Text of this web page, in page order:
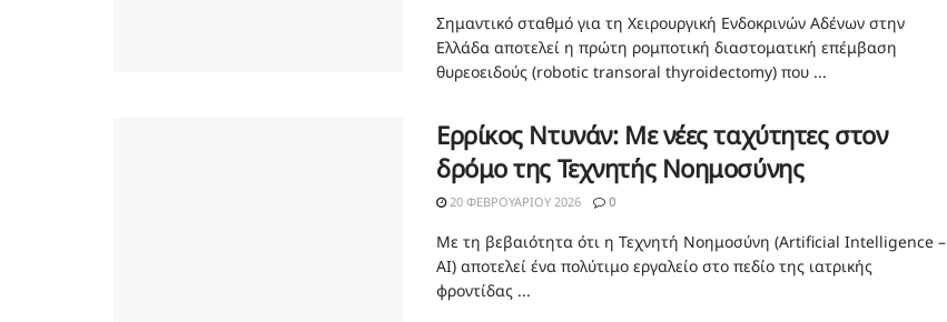
Σημαντικό σταθμό για τη Χειρουργική Ενδοκρινών Αδένων στην
Ελλάδα αποτελεί η πρώτη ρομποτική διαστοματική επέμβαση
θυρεοειδούς (robotic transoral thyroidectomy) που ...
Ερρίκος Ντυνάν: Με νέες ταχύτητες στον
δρόμο της Τεχνητής Νοημοσύνης
20 ΦΕΒΡΟΥΑΡΊΟΥ 2026 0
Με τη βεβαιότητα ότι η Τεχνητή Νοημοσύνη (Artificial Intelligence –
ΑΙ) αποτελεί ένα πολύτιμο εργαλείο στο πεδίο της ιατρικής
φροντίδας ...